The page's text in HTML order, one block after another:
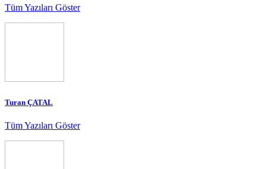
Tüm Yazıları Göster
Turan ÇATAL
Tüm Yazıları Göster